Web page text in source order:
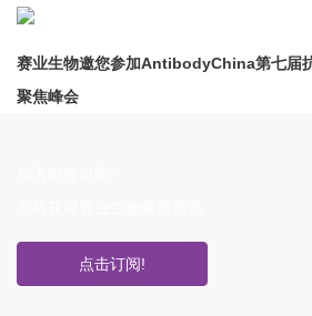
赛业生物邀您参加AntibodyChina第七届
聚焦峰会
点击订阅!